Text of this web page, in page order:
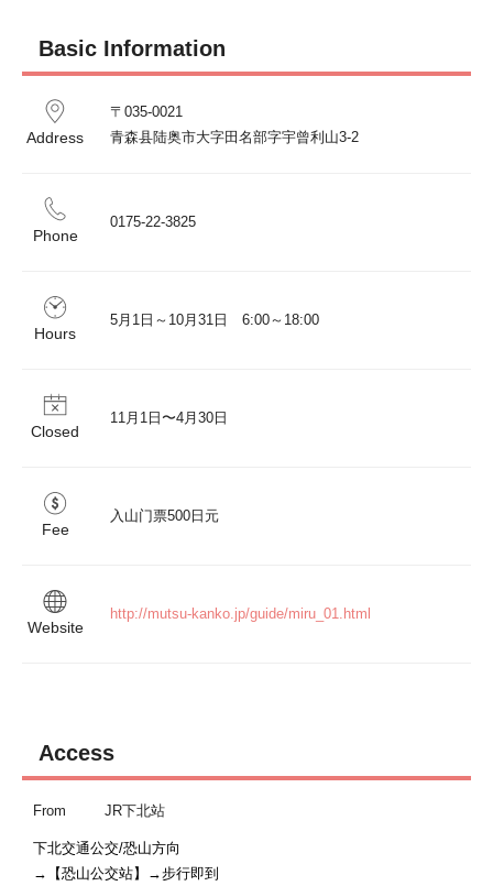
Basic Information
Address
〒035-0021
青森县陆奥市大字田名部字宇曾利山3-2
Phone
0175-22-3825
Hours
5月1日～10月31日　6:00～18:00
Closed
11月1日〜4月30日
Fee
入山门票500日元
Website
http://mutsu-kanko.jp/guide/miru_01.html
Access
From JR下北站
下北交通公交/恐山方向
→【恐山公交站】→步行即到